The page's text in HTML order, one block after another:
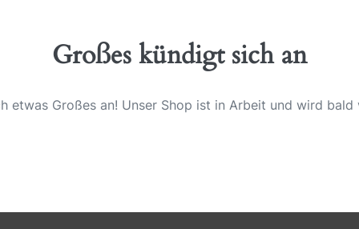
Großes kündigt sich an
etwas Großes an! Unser Shop ist in Arbeit und wird